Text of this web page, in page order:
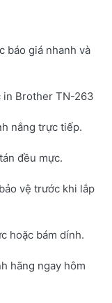
báo giá nhanh và
in Brother TN-263
nắng trực tiếp.
đều mực.
vệ trước khi lắp
hoặc bám dính.
hãng ngay hôm